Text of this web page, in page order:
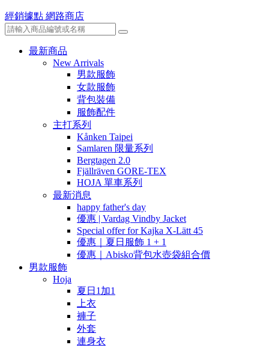
經銷據點 網路商店
最新商品
New Arrivals
男款服飾
女款服飾
背包裝備
服飾配件
主打系列
Kånken Taipei
Samlaren 限量系列
Bergtagen 2.0
Fjällräven GORE-TEX
HOJA 單車系列
最新消息
happy father's day
優惠 | Vardag Vindby Jacket
Special offer for Kajka X-Lätt 45
優惠｜夏日服飾 1 + 1
優惠｜Abisko背包水壺袋組合價
男款服飾
Hoja
夏日1加1
上衣
褲子
外套
連身衣